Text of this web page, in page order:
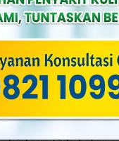
yang
pria maupun
menurunkan
peradangan